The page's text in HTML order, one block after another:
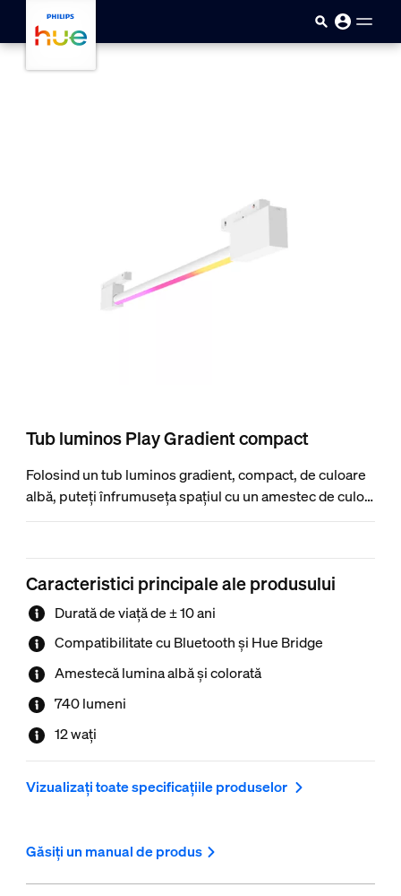
Sari la conținutul principal
Tub luminos Play Gradient compact
Folosind un tub luminos gradient, compact, de culoare
albă, puteți înfrumuseța spațiul cu un amestec de culori
diferite. Rotiți tubul luminos pentru a orienta perfect
iluminatul pe șină Perifo.
Caracteristici principale ale produsului
Durată de viață de ± 10 ani
Compatibilitate cu Bluetooth și Hue Bridge
Amestecă lumina albă și colorată
740 lumeni
12 wați
Vizualizați toate specificațiile produselor
Găsiți un manual de produs